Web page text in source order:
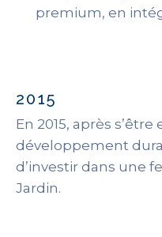
premium, en
2015
En 2015, après
développement
d’investir dans une
Jardin.